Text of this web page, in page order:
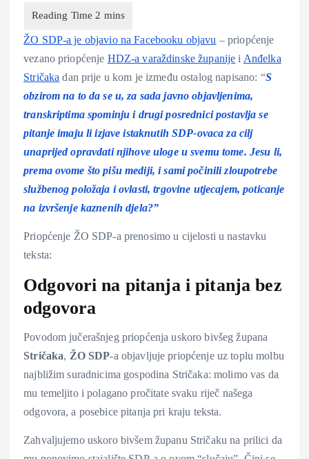
ŽO SDP-a je objavio na Facebooku objavu – priopćenje
vezano priopćenje HDZ-a varaždinske županije i Anđelka
Stričaka dan prije u kom je između ostalog napisano: “S
obzirom na to da se u, za sada javno objavljenima,
transkriptima spominju i drugi posrednici postavlja se
pitanje imaju li izjave istaknutih SDP-ovaca za cilj
unaprijed opravdati njihove uloge u svemu tome. Jesu li,
prema ovome što pišu mediji, i sami počinili zloupotrebe
službenog položaja i ovlasti, trgovine utjecajem, poticanje
na izvršenje kaznenih djela?”
Priopćenje ŽO SDP-a prenosimo u cijelosti u nastavku
teksta:
Odgovori na pitanja i pitanja bez
odgovora
Povodom jučerašnjeg priopćenja uskoro bivšeg župana
Stričaka, ŽO SDP-a objavljuje priopćenje uz toplu molbu
najbližim suradnicima gospodina Stričaka: molimo vas da
mu temeljito i polagano pročitate svaku riječ našega
odgovora, a posebice pitanja pri kraju teksta.
Zahvaljujemo uskoro bivšem županu Stričaku na prilici da